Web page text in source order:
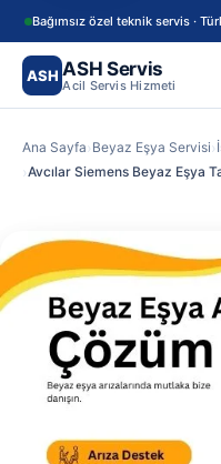
Bağımsız özel teknik servis ·
ASH ASH Servis
Acil Servis Hizmeti
Ana Sayfa Beyaz Eşya Servisi
Avcılar Siemens Beyaz Eşya